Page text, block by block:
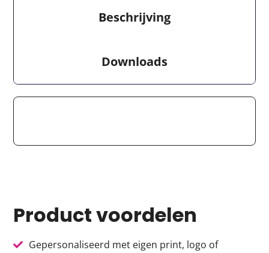
Beschrijving
Downloads
Product voordelen
Gepersonaliseerd met eigen print, logo of